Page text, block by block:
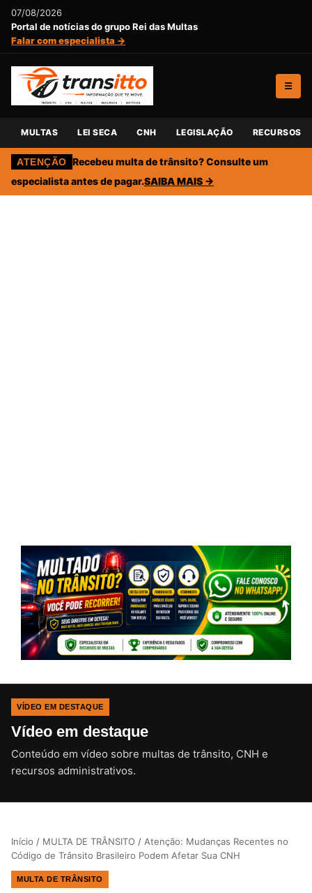
07/08/2026
Portal de notícias do grupo Rei das Multas
Falar com especialista →
☰
MULTAS LEI SECA CNH LEGISLAÇÃO RECURSOS
ATENÇÃO Recebeu multa de trânsito? Consulte um
especialista antes de pagar.SAIBA MAIS →
VÍDEO EM DESTAQUE
Vídeo em destaque
Conteúdo em vídeo sobre multas de trânsito, CNH e
recursos administrativos.CLIQUE PARA ATIVAR O SOM
Início / MULTA DE TRÂNSITO / Atenção: Mudanças Recentes no
Código de Trânsito Brasileiro Podem Afetar Sua CNH
MULTA DE TRÂNSITO